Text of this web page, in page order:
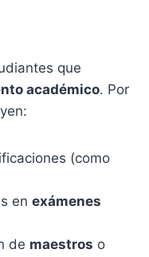
que
académico. Por
(como
en exámenes
de maestros o